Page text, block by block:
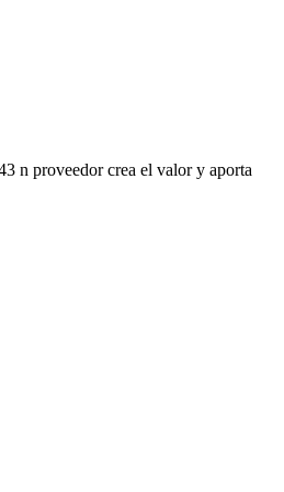
n proveedor crea el valor y aporta